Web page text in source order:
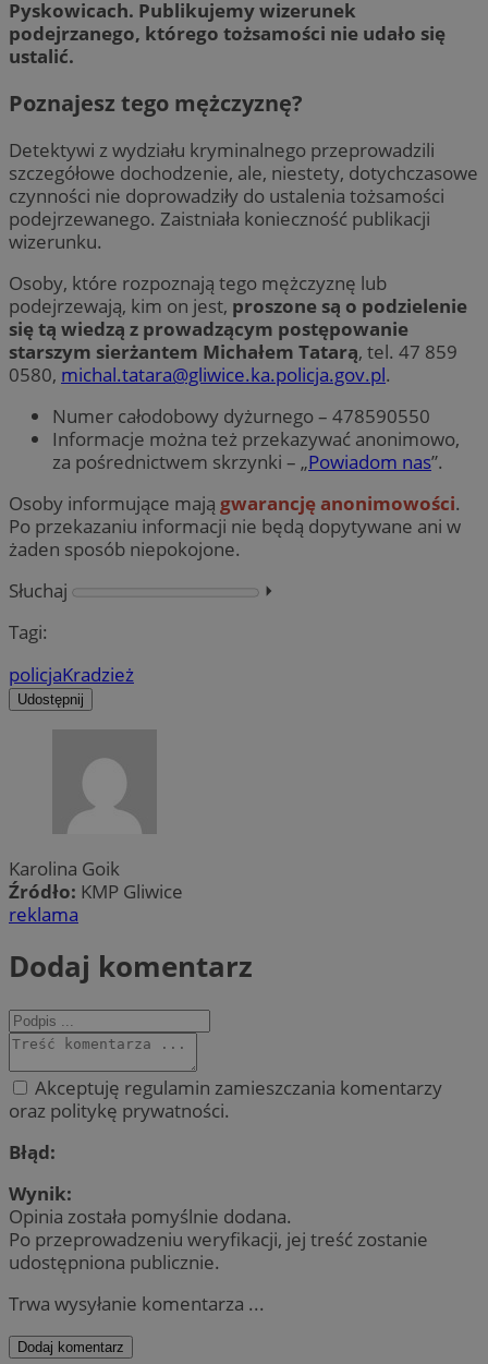
Pyskowicach. Publikujemy wizerunek
podejrzanego, którego tożsamości nie udało się
ustalić.
Poznajesz tego mężczyznę?
Detektywi z wydziału kryminalnego przeprowadzili
szczegółowe dochodzenie, ale, niestety, dotychczasowe
czynności nie doprowadziły do ustalenia tożsamości
podejrzewanego. Zaistniała konieczność publikacji
wizerunku.
Osoby, które rozpoznają tego mężczyznę lub
podejrzewają, kim on jest, proszone są o podzielenie
się tą wiedzą z prowadzącym postępowanie
starszym sierżantem Michałem Tatarą, tel. 47 859
0580, michal.tatara@gliwice.ka.policja.gov.pl.
Numer całodobowy dyżurnego – 478590550
Informacje można też przekazywać anonimowo,
za pośrednictwem skrzynki – „Powiadom nas”.
Osoby informujące mają gwarancję anonimowości.
Po przekazaniu informacji nie będą dopytywane ani w
żaden sposób niepokojone.
Słuchaj
⏵︎
Tagi:
policjaKradzież
Udostępnij
Karolina Goik
Źródło: KMP Gliwice
reklama
Dodaj komentarz
Akceptuję regulamin zamieszczania komentarzy
oraz politykę prywatności.
Błąd:
Wynik:
Opinia została pomyślnie dodana.
Po przeprowadzeniu weryfikacji, jej treść zostanie
udostępniona publicznie.
Trwa wysyłanie komentarza ...
Dodaj komentarz